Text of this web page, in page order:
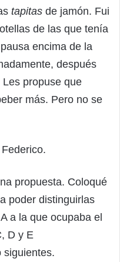
tapitas de jamón. Fui
de las que tenía
encima de la
después
propuse que
más. Pero no se
propuesta. Coloqué
poder distinguirlas
a la que ocupaba el
D y E
siguientes.